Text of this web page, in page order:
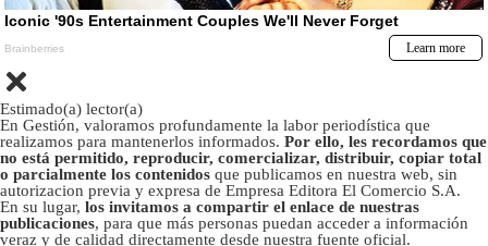
Estimado(a) lector(a)
En Gestión, valoramos profundamente la labor periodística que
realizamos para mantenerlos informados. Por ello, les recordamos que
no está permitido, reproducir, comercializar, distribuir, copiar total
o parcialmente los contenidos que publicamos en nuestra web, sin
autorizacion previa y expresa de Empresa Editora El Comercio S.A.
En su lugar, los invitamos a compartir el enlace de nuestras
publicaciones, para que más personas puedan acceder a información
veraz y de calidad directamente desde nuestra fuente oficial.